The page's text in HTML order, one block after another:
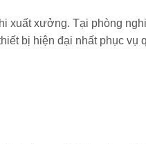
xuất xưởng. Tại phòng
bị hiện đại nhất phục vụ